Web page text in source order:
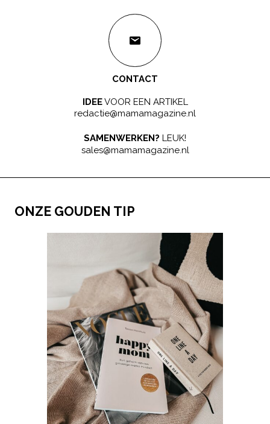
CONTACT
IDEEVOOR EEN ARTIKEL
redactie@mamamagazine.nl
SAMENWERKEN? LEUK!
sales@mamamagazine.nl
ONZE GOUDEN TIP